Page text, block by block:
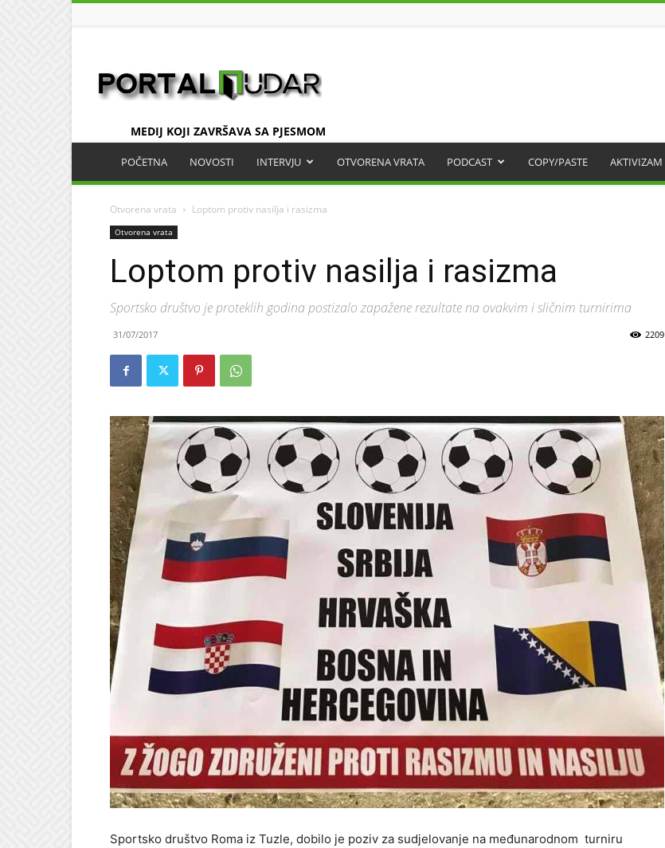
MEDIJ KOJI ZAVRŠAVA SA PJESMOM
POČETNA NOVOSTI INTERVJU OTVORENA VRATA PODCAST COPY/PASTE AKTIVIZAM
Otvorena vrata Loptom protiv nasilja i rasizma
Otvorena vrata
Loptom protiv nasilja i rasizma
Sportsko društvo je proteklih godina postizalo zapažene rezultate na ovakvim i sličnim turnirima
31/07/2017 2209
Sportsko društvo Roma iz Tuzle, dobilo je poziv za sudjelovanje na međunarodnom turniru